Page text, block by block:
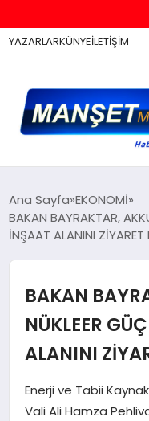
YAZARLARKÜNYEİLETİŞİM
ASAYİŞ
EKONOMİ
Ana Sayfa EKONOMİ
BAKAN BAYRAKTAR,
İNŞAAT ALANINI ZİYARET
BAKAN
NÜKLEER
ALANINI
Enerji ve Tabii
Vali Ali Hamza